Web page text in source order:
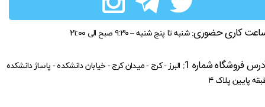
کاری حضوری: شنبه تا پنج شنبه – ۹:۳۰ صبح الی ۲۱:۰۰
فروشگاه شماره 1:
البرز - کرج - میدان کرج - خیابان دانشکده - پاساژ دانشکده
پایین پلاک ۴